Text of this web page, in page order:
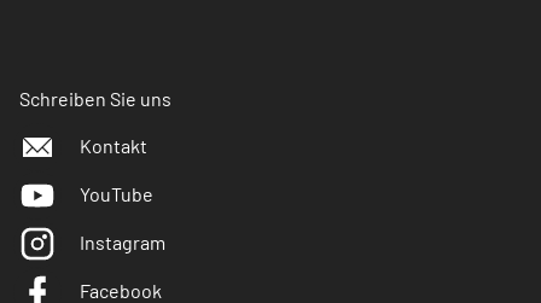
Schreiben Sie uns
Kontakt
YouTube
Instagram
Facebook